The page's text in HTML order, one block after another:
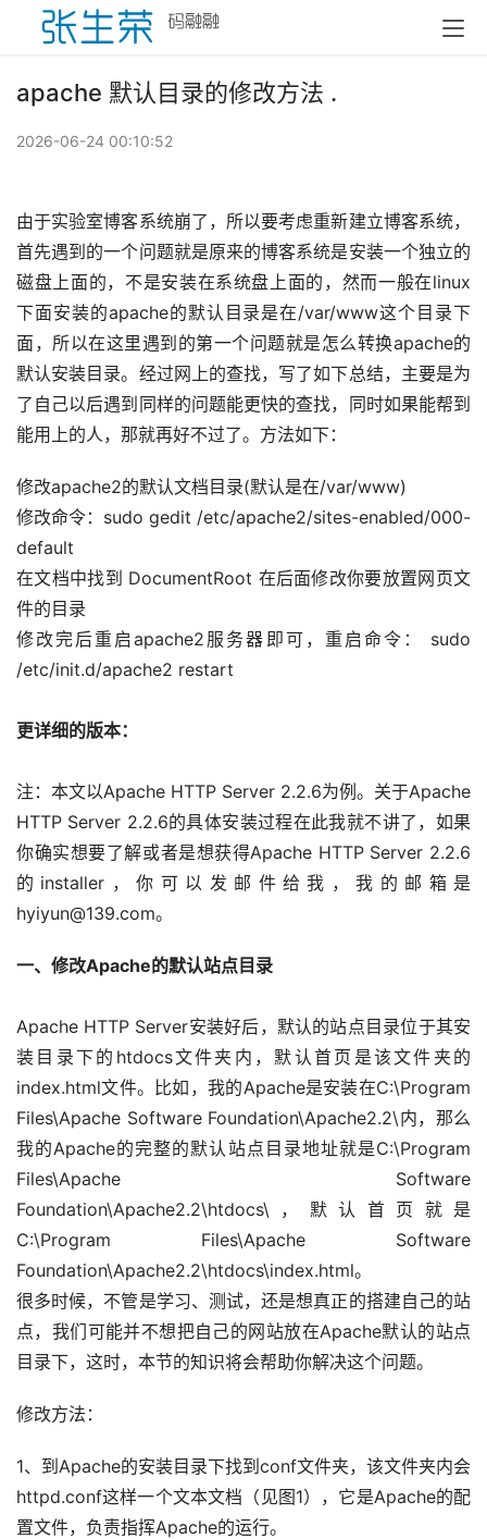
apache 默认目录的修改方法 .
2026-06-24 00:10:52
由于实验室博客系统崩了，所以要考虑重新建立博客系统，
首先遇到的一个问题就是原来的博客系统是安装一个独立的
磁盘上面的，不是安装在系统盘上面的，然而一般在linux
下面安装的apache的默认目录是在/var/www这个目录下
面，所以在这里遇到的第一个问题就是怎么转换apache的
默认安装目录。经过网上的查找，写了如下总结，主要是为
了自己以后遇到同样的问题能更快的查找，同时如果能帮到
能用上的人，那就再好不过了。方法如下：
修改apache2的默认文档目录(默认是在/var/www)
修改命令：sudo gedit /etc/apache2/sites-enabled/000-
default
在文档中找到 DocumentRoot 在后面修改你要放置网页文
件的目录
修改完后重启apache2服务器即可，重启命令： sudo
/etc/init.d/apache2 restart
更详细的版本：
注：本文以Apache HTTP Server 2.2.6为例。关于Apache
HTTP Server 2.2.6的具体安装过程在此我就不讲了，如果
你确实想要了解或者是想获得Apache HTTP Server 2.2.6
的installer，你可以发邮件给我，我的邮箱是
hyiyun@139.com。
一、修改Apache的默认站点目录
Apache HTTP Server安装好后，默认的站点目录位于其安
装目录下的htdocs文件夹内，默认首页是该文件夹的
index.html文件。比如，我的Apache是安装在C:\Program
Files\Apache Software Foundation\Apache2.2\内，那么
我的Apache的完整的默认站点目录地址就是C:\Program
Files\Apache Software
Foundation\Apache2.2\htdocs\，默认首页就是
C:\Program Files\Apache Software
Foundation\Apache2.2\htdocs\index.html。
很多时候，不管是学习、测试，还是想真正的搭建自己的站
点，我们可能并不想把自己的网站放在Apache默认的站点
目录下，这时，本节的知识将会帮助你解决这个问题。
修改方法：
1、到Apache的安装目录下找到conf文件夹，该文件夹内会
httpd.conf这样一个文本文档（见图1），它是Apache的配
置文件，负责指挥Apache的运行。